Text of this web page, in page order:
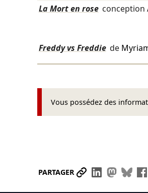
La Mort en rose conception
Freddy vs Freddie de
Vous possédez des
PARTAGER Partager le lien
Partager